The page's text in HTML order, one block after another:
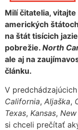
Milí čitatelia,
amerických
na štát tisícich
pobrežie. North
ale aj na
článku.
V
California, Aljaška,
Texas, Kansas,
si chceli prečítať